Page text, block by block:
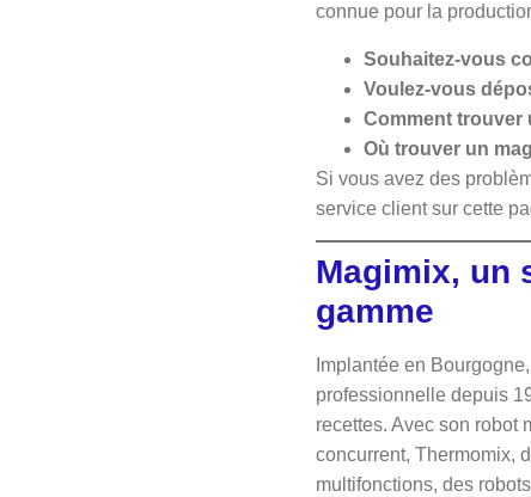
connue pour la
Souhaitez-vous
Voulez-vous
Comment trouver
Où trouver un
Si vous avez des
service client sur cette
Magimix, un
gamme
Implantée en
professionnelle depuis
recettes. Avec son robot
concurrent, Thermomix,
multifonctions, des